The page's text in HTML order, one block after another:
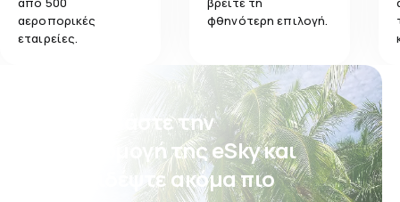
αεροπορικές
εταιρείες.
φθηνότερη επιλογή.
Κατεβάστε την
εφαρμογή της eSky και
ταξιδέψτε ακόμα πιο